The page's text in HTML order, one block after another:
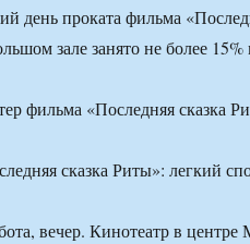
день проката фильма
зале занято не более
фильма «Последняя сказка
сказка Риты»: легкий
вечер. Кинотеатр в